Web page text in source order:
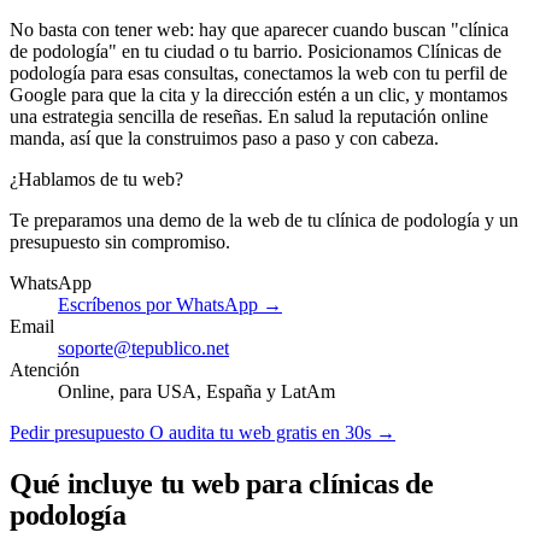
No basta con tener web: hay que aparecer cuando buscan "clínica
de podología" en tu ciudad o tu barrio. Posicionamos Clínicas de
podología para esas consultas, conectamos la web con tu perfil de
Google para que la cita y la dirección estén a un clic, y montamos
una estrategia sencilla de reseñas. En salud la reputación online
manda, así que la construimos paso a paso y con cabeza.
¿Hablamos de tu web?
Te preparamos una demo de la web de tu clínica de podología y un
presupuesto sin compromiso.
WhatsApp
Escríbenos por WhatsApp →
Email
soporte@tepublico.net
Atención
Online, para USA, España y LatAm
Pedir presupuesto O audita tu web gratis en 30s →
Qué incluye tu web para clínicas de
podología